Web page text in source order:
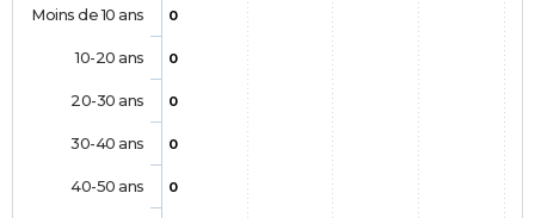
0
0
0
0
0
Moins de 10 ans
10-20 ans
20-30 ans
30-40 ans
40-50 ans